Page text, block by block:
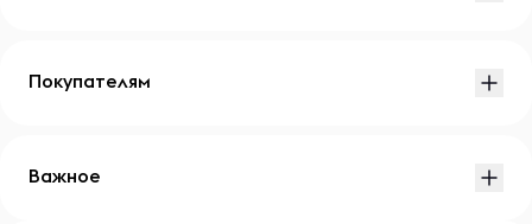
Покупателям
Важное